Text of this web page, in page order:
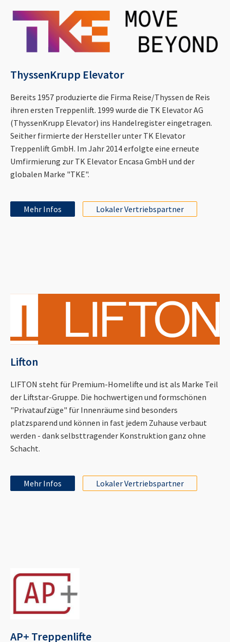
ThyssenKrupp Elevator
Bereits 1957 produzierte die Firma Reise/Thyssen de Reis
ihren ersten Treppenlift. 1999 wurde die TK Elevator AG
(ThyssenKrupp Elevator) ins Handelregister eingetragen.
Seither firmierte der Hersteller unter TK Elevator
Treppenlift GmbH. Im Jahr 2014 erfolgte eine erneute
Umfirmierung zur TK Elevator Encasa GmbH und der
globalen Marke "TKE".
Mehr Infos Lokaler Vertriebspartner
Lifton
LIFTON steht für Premium-Homelifte und ist als Marke Teil
der Liftstar-Gruppe. Die hochwertigen und formschönen
"Privataufzüge" für Innenräume sind besonders
platzsparend und können in fast jedem Zuhause verbaut
werden - dank selbsttragender Konstruktion ganz ohne
Schacht.
Mehr Infos Lokaler Vertriebspartner
AP+ Treppenlifte